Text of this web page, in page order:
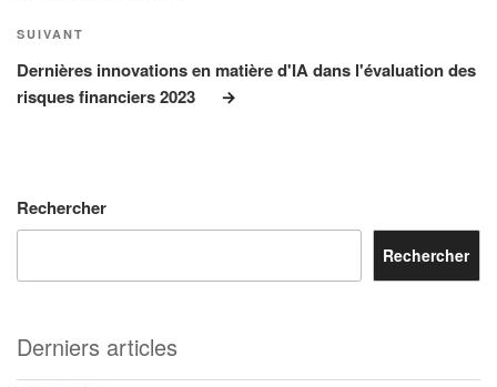
Article
suivant
SUIVANT
Dernières innovations en matière d'IA dans l'évaluation des
risques financiers 2023
Rechercher
Rechercher
Derniers articles